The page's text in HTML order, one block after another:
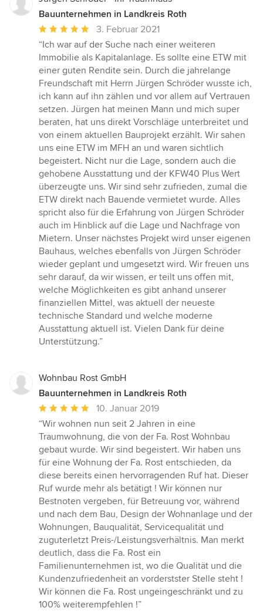
Bauunternehmen in Landkreis Roth
Durchschnittliche
Bewertung:
5
von
5
Sternen
3. Februar 2021
“Ich war auf der Suche nach einer weiteren
Immobilie als Kapitalanlage. Es sollte eine ETW mit
einer guten Rendite sein. Durch die jahrelange
Freundschaft mit Herrn Jürgen Schröder wusste ich,
ich kann auf ihn zählen und vor allem auf Vertrauen
setzen. Jürgen hat meinen Mann und mich super
beraten, hat uns direkt Vorschläge unterbreitet und
von einem aktuellen Bauprojekt erzählt. Wir sahen
uns eine ETW im MFH an und waren sichtlich
begeistert. Nicht nur die Lage, sondern auch die
gehobene Ausstattung und der KFW40 Plus Wert
überzeugte uns. Wir sind sehr zufrieden, zumal die
ETW direkt nach Bauende vermietet wurde. Alles
spricht also für die Erfahrung von Jürgen Schröder
auch im Hinblick auf die Lage und Nachfrage von
Mietern. Unser nächstes Projekt wird unser eigenen
Bauhaus, welches ebenfalls von Jürgen Schröder
wieder geplant und umgesetzt wird. Wir freuen uns
sehr darauf, da wir wissen, er teilt uns offen mit,
welche Möglichkeiten es gibt anhand unserer
finanziellen Mittel, was aktuell der neueste
technische Standard und welche moderne
Ausstattung aktuell ist. Vielen Dank für deine
Unterstützung.”
Wohnbau Rost GmbH
Bauunternehmen in Landkreis Roth
Durchschnittliche
Bewertung:
5
von
5
Sternen
10. Januar 2019
“Wir wohnen nun seit 2 Jahren in eine
Traumwohnung, die von der Fa. Rost Wohnbau
gebaut wurde. Wir sind begeistert. Wir haben uns
für eine Wohnung der Fa. Rost entschieden, da
diese bereits einen hervorragenden Ruf hat. Dieser
Ruf wurde mehr als betätigt ! Wir können nur
Bestnoten vergeben, für Betreuung vor, während
und nach dem Bau, Design der Wohnanlage und der
Wohnungen, Bauqualität, Servicequalität und
zuguterletzt Preis-/Leistungsverhältnis. Man merkt
deutlich, dass die Fa. Rost ein
Familienunternehmen ist, wo die Qualität und die
Kundenzufriedenheit an vorderstster Stelle steht !
Wir können die Fa. Rost ungeingeschränkt und zu
100% weiterempfehlen !”